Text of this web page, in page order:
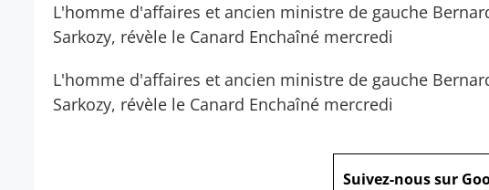
L'homme d'affaires et ancien ministre de gauche
Sarkozy, révèle le Canard Enchaîné mercredi
L'homme d'affaires et ancien ministre de gauche
Sarkozy, révèle le Canard Enchaîné mercredi
Suivez-nous sur